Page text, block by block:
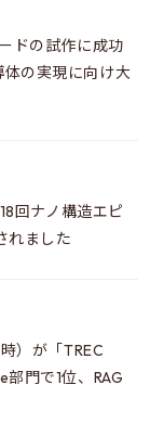
ドの試作に成功
の実現に向け大
回ナノ構造エピ
れました
）が「TREC
門で1位、RAG